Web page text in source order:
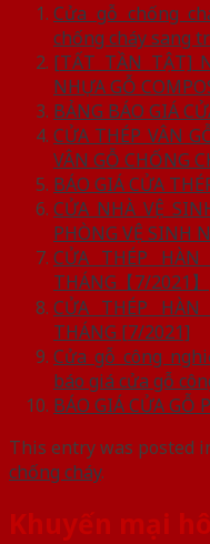
Cửa gỗ chống
chống cháy sang
[TẤT TẦN TẬT]
NHỰA GỖ
BẢNG BÁO GIÁ
CỬA THÉP VÂN
VÂN GỖ CHỐNG
BÁO GIÁ CỬA
CỬA NHÀ VỆ
PHÒNG VỆ SINH
CỬA THÉP
THÁNG【7/2021】
CỬA THÉP
THÁNG [7/2021]
Cửa gỗ công
báo giá cửa gỗ
BÁO GIÁ CỬA GỖ
This entry was posted
chống cháy.
Khuyến mại